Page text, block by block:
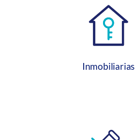
Inmobiliarias